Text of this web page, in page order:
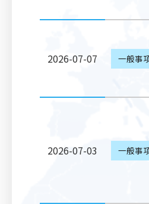
2026-07-07 一般事
2026-07-03 一般事